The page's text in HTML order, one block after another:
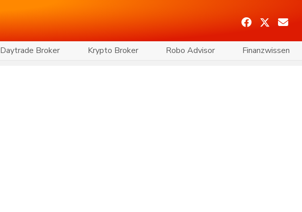
Daytrade Broker Krypto Broker Robo Advisor Finanzwissen